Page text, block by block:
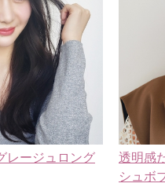
レージュロング
透明感
シュボ